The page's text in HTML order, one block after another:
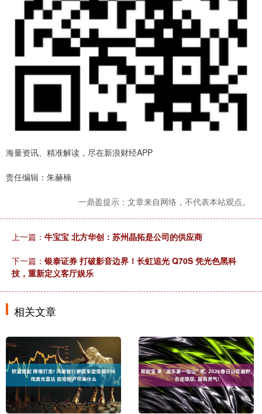
海量资讯、精准解读，尽在新浪财经APP
责任编辑：朱赫楠
一鼎盈提示：文章来自网络，不代表本站观点。
上一篇： 牛宝宝 北方华创：苏州晶拓是公司的供应商
下一篇： 银泰证券 打破影音边界！长虹追光 Q70S 凭光色黑科
技，重新定义客厅娱乐
相关文章